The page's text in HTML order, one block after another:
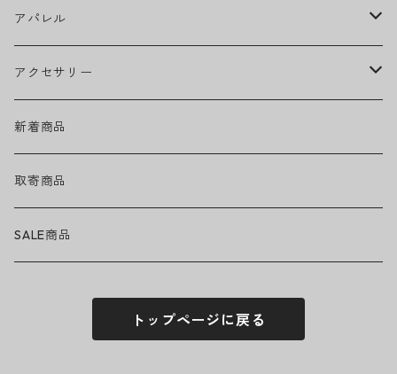
Ed Sheeran
EMINEM
GREEN DAY
GUNS N' ROSES
LADY GAGA
MICHAEL JACKSON
ウィール
ベアリング
トラック
ヘルメット・プロテクター
アクセサリー・小物
アパレル
ヘッドウェア
キャップ
ハット
ネックウェア
トップス
Tシャツ・ロングTシャツ
ボトムス
パンツ・ズボン
アクセサリー
ハードグッズ
バッグ・ポーチ
サングラス
新着商品
取寄商品
SALE商品
トップページに戻る